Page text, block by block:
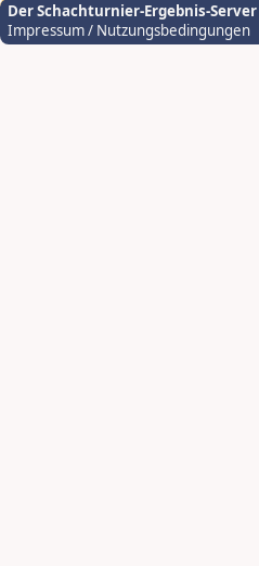
Der Schachturnier-Ergebnis-Server
Impressum / Nutzungsbedingungen